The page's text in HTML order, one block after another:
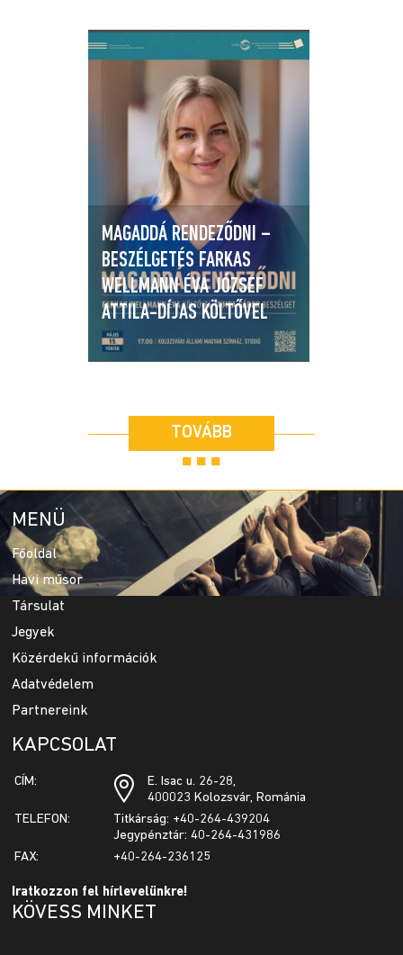
MAGADDÁ RENDEZŐDNI –
BESZÉLGETÉS FARKAS
WELLMANN ÉVA JÓZSEF
ATTILA-DÍJAS KÖLTŐVEL
TOVÁBB
■ ■ ■
MENÜ
Főoldal
Havi műsor
Társulat
Jegyek
Közérdekű információk
Adatvédelem
Partnereink
KAPCSOLAT
CÍM:
E. Isac u. 26-28,
400023 Kolozsvár, Románia
TELEFON:
Titkárság: +40-264-439204
Jegypénztár: 40-264-431986
FAX:
+40-264-236125
Iratkozzon fel hírlevelünkre!
KÖVESS MINKET